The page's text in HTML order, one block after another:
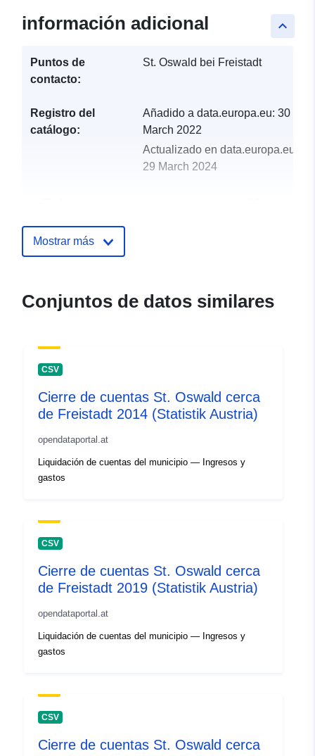
keyboard_arrow_up
información adicional
Puntos de
contacto:
St. Oswald bei Freistadt
Registro del
catálogo:
Añadido a data.europa.eu: 30
March 2022
Actualizado en data.europa.eu:
29 March 2024
Mostrar más
Conjuntos de datos similares
CSV
Cierre de cuentas St. Oswald cerca
de Freistadt 2014 (Statistik Austria)
opendataportal.at
Liquidación de cuentas del municipio — Ingresos y
gastos
CSV
Cierre de cuentas St. Oswald cerca
de Freistadt 2019 (Statistik Austria)
opendataportal.at
Liquidación de cuentas del municipio — Ingresos y
gastos
CSV
Cierre de cuentas St. Oswald cerca